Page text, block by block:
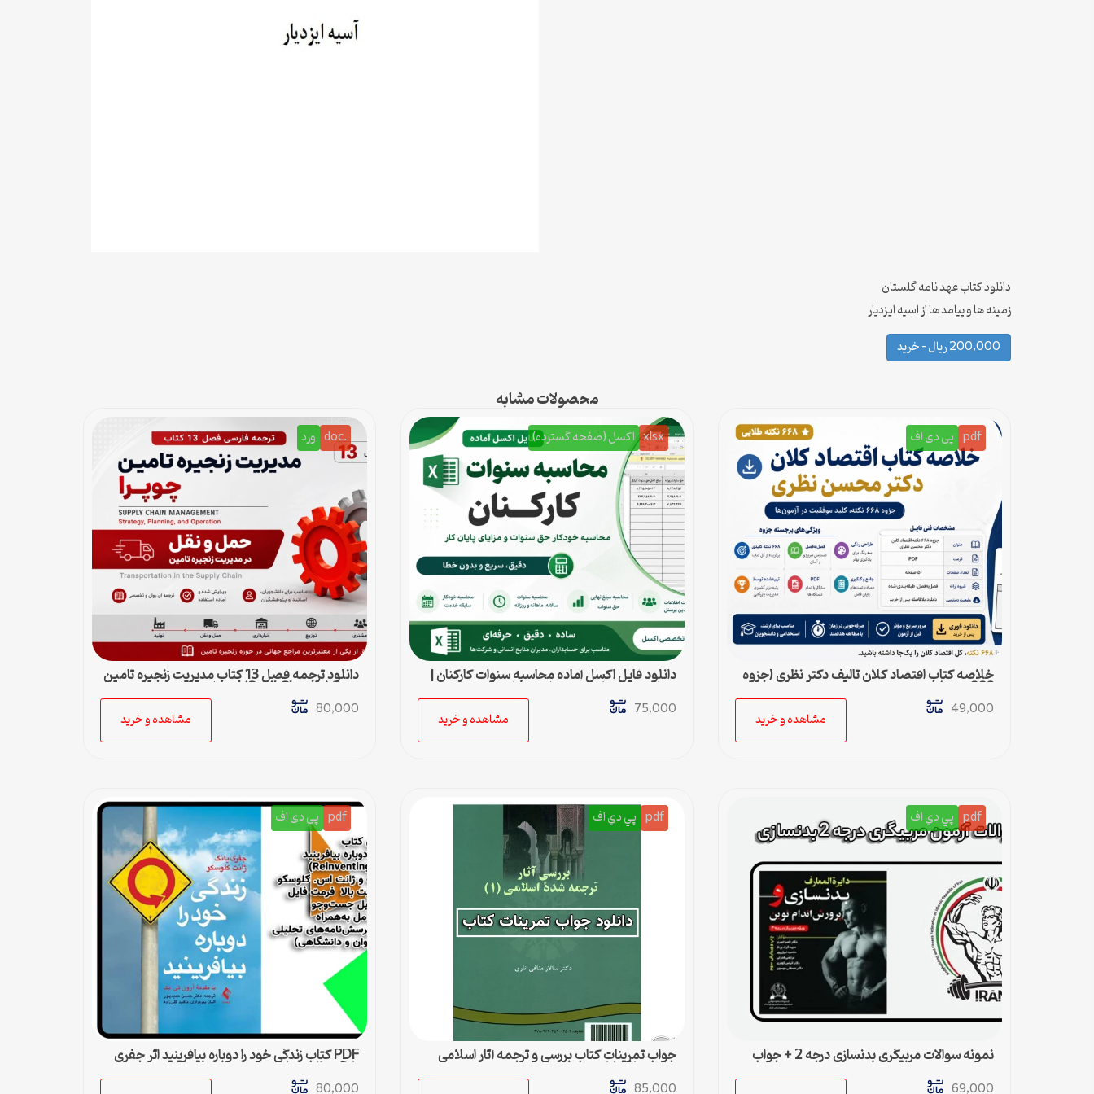
دانلود کتاب عهد نامه گلستان
زمینه ها و پیامد ها از اسیه ایزدیار
200,000 ریال – خرید
محصولات مشابه
pdf پی دی اف
خلاصه کتاب اقتصاد کلان تالیف دکتر نظری (جزوه
668 نکته)
49,000
مشاهده و خرید
xlsx اکسل (صفحه گسترده)
دانلود فایل اکسل آماده محاسبه سنوات کارکنان |
محاسبه خودکار حق سنوات و پایان کار
75,000
مشاهده و خرید
.doc ورد
دانلود ترجمه فصل 13 کتاب مدیریت زنجیره تامین
چوپرا (Sunil Chopra) | حمل و نقل در زنجیره
تامین
80,000
مشاهده و خرید
pdf پي دي اف
نمونه سوالات مربیگری بدنسازی درجه 2 + جواب
69,000
pdf پي دي اف
جواب تمرینات کتاب بررسی و ترجمه آثار اسلامی
سالار منافی اناری
85,000
pdf پی دی اف
PDF کتاب زندگی خود را دوباره بیافرینید اثر جفری
یانگ و ژانت کلوسکو
80,000